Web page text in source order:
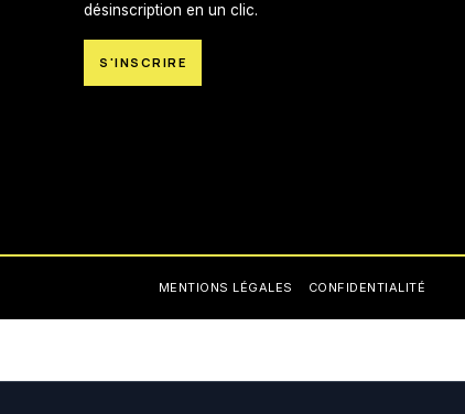
désinscription en un clic.
S'INSCRIRE
MENTIONS LÉGALES CONFIDENTIALITÉ